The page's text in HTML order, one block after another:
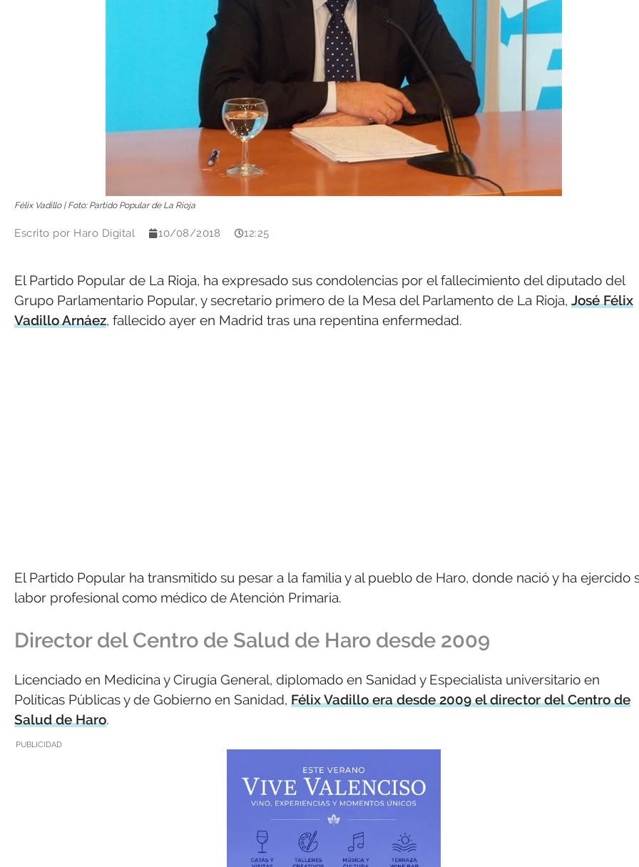
Félix Vadillo | Foto: Partido Popular de La Rioja
Escrito por Haro Digital 10/08/2018 12:25
El Partido Popular de La Rioja, ha expresado sus condolencias por el fallecimiento del diputado del
Grupo Parlamentario Popular, y secretario primero de la Mesa del Parlamento de La Rioja, José Félix
Vadillo Arnáez, fallecido ayer en Madrid tras una repentina enfermedad.
El Partido Popular ha transmitido su pesar a la familia y al pueblo de Haro, donde nació y ha ejercido
labor profesional como médico de Atención Primaria.
Director del Centro de Salud de Haro desde 2009
Licenciado en Medicina y Cirugía General, diplomado en Sanidad y Especialista universitario en
Políticas Públicas y de Gobierno en Sanidad, Félix Vadillo era desde 2009 el director del Centro de
Salud de Haro.
PUBLICIDAD